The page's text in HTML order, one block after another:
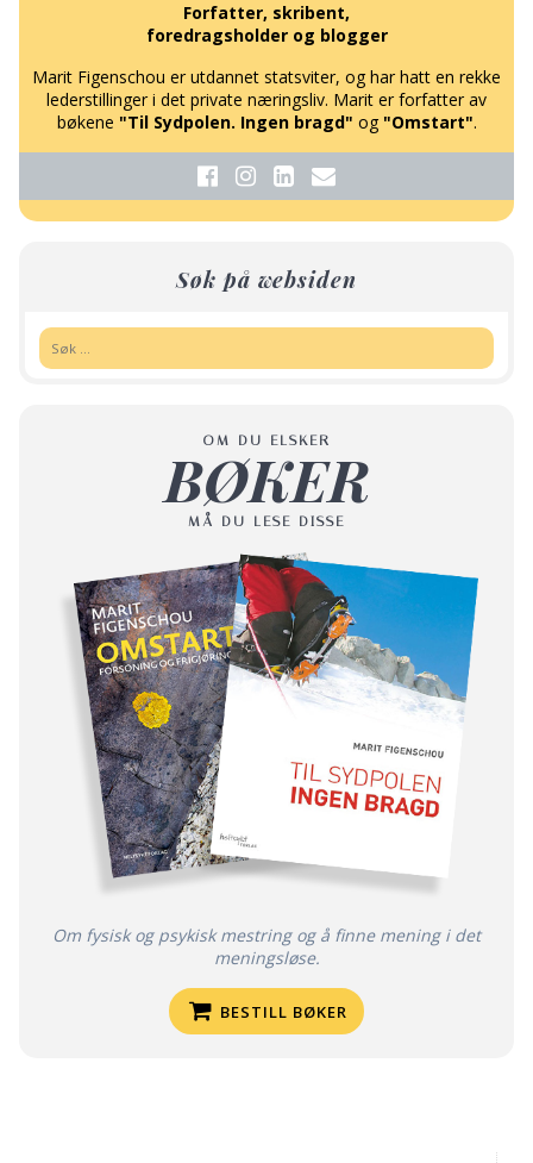
Forfatter, skribent,
foredragsholder og blogger
Marit Figenschou er utdannet statsviter, og har hatt en rekke
lederstillinger i det private næringsliv. Marit er forfatter av
bøkene "Til Sydpolen. Ingen bragd" og "Omstart".
Søk på websiden
OM DU ELSKER
BØKER
MÅ DU LESE DISSE
Om fysisk og psykisk mestring og å finne mening i det
meningsløse.
BESTILL BØKER